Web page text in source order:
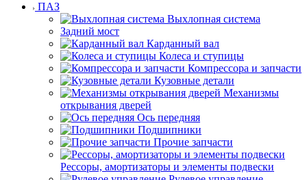
ПАЗ
Выхлопная система
Задний мост
Карданный вал
Колеса и ступицы
Компрессора и запчасти
Кузовные детали
Механизмы
открывания дверей
Ось передняя
Подшипники
Прочие запчасти
Рессоры, амортизаторы и элементы подвески